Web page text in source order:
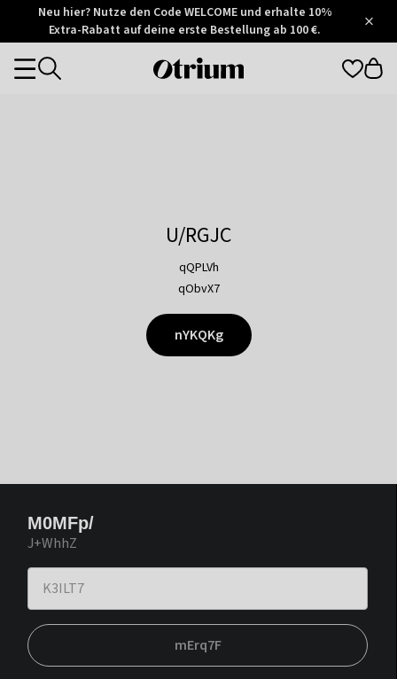
Otrium
Trustpilot
Neu hier? Nutze den Code WELCOME und erhalte 10%
Extra-Rabatt auf deine erste Bestellung ab 100 €.
Otrium
Categories
U/RGJC
qQPLVh
qObvX7
nYKQKg
M0MFp/
J+WhhZ
mErq7F